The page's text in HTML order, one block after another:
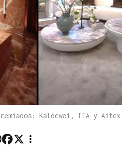
Kaldewei, ITA y